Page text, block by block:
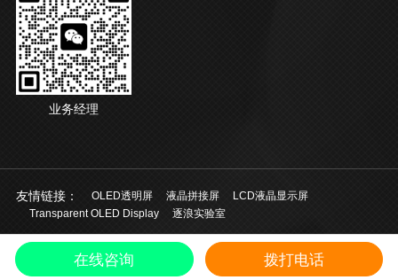
业务经理
友情链接： OLED透明屏 液晶拼接屏
LCD液晶显示屏
Transparent OLED Display
逐浪实验室
© 2021 深圳市起鸿科技有限公司 版权所有粤ICP备20028924号 中文/
在线咨询 拨打电话